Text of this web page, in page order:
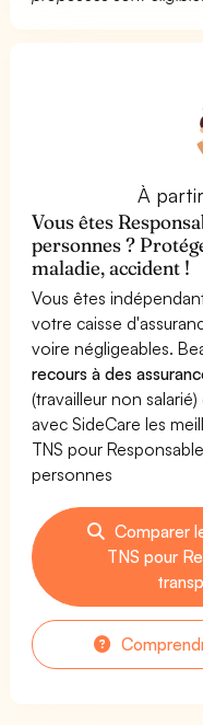
À
Vous êtes
personnes ?
maladie, accident !
Vous êtes
votre caisse
voire négligeables.
recours à des
(travailleur non
avec SideCare les
TNS pour
personnes
Comparer
TNS pour